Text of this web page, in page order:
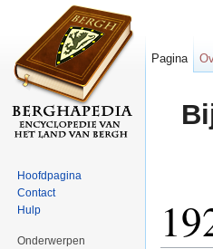
Pagina
Hoofdpagina
Contact
Hulp
Onderwerpen